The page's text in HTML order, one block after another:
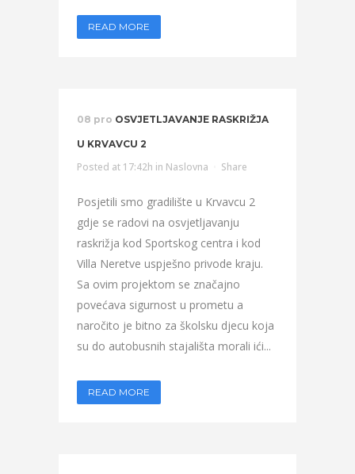
READ MORE
08 pro OSVJETLJAVANJE RASKRIŽJA
U KRVAVCU 2
Posted at 17:42h in Naslovna Share
Posjetili smo gradilište u Krvavcu 2
gdje se radovi na osvjetljavanju
raskrižja kod Sportskog centra i kod
Villa Neretve uspješno privode kraju.
Sa ovim projektom se značajno
povećava sigurnost u prometu a
naročito je bitno za školsku djecu koja
su do autobusnih stajališta morali ići...
READ MORE